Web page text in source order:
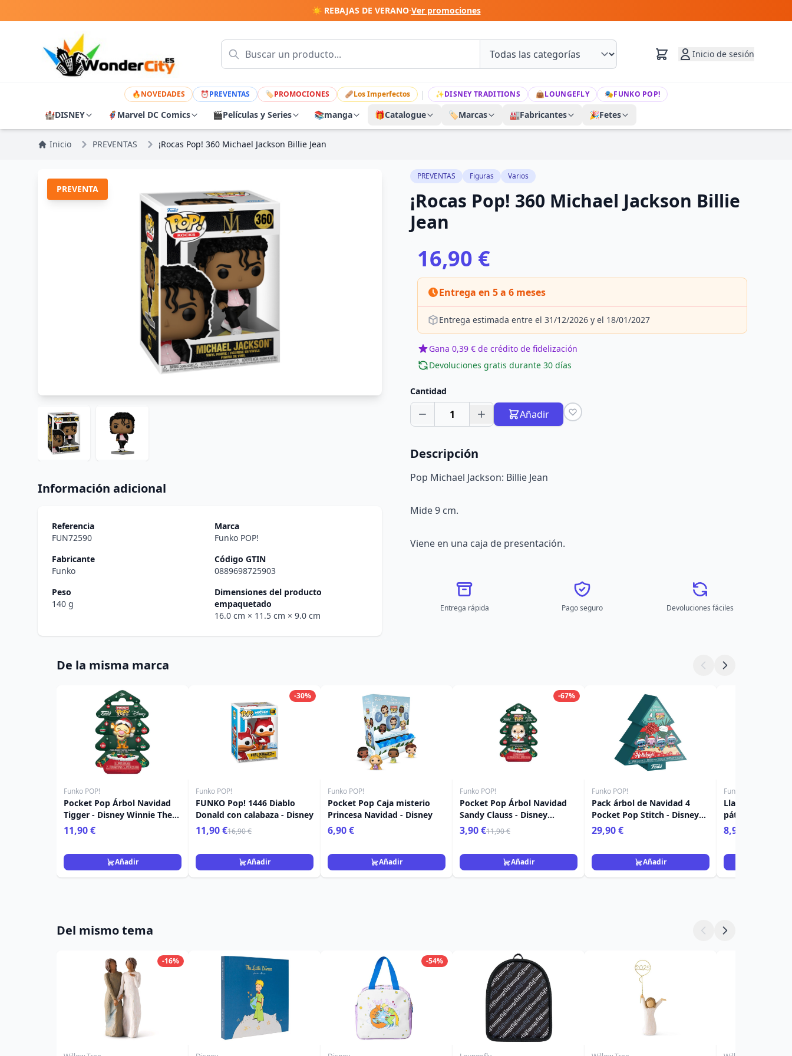
☀️ REBAJAS DE VERANO·Ver promociones
Inicio de sesión
🔥NOVEDADES ⏰PREVENTAS 🏷PROMOCIONES 🩹Los Imperfectos | ✨DISNEY TRADITIONS 👜LOUNGEFLY 🎭FUNKO POP!
🏰DISNEY 🦸 Marvel DC Comics 🎬Películas y Series 📚manga 🎁Catalogue 🏷️Marcas 🏭Fabricantes 🎉Fetes
Inicio PREVENTAS ¡Rocas Pop! 360 Michael Jackson Billie Jean
PREVENTA
Información adicional
Referencia
FUN72590
Marca
Funko POP!
Fabricante
Funko
Código GTIN
0889698725903
Peso
140 g
Dimensiones del producto
empaquetado
16.0 cm × 11.5 cm × 9.0 cm
PREVENTAS Figuras Varios
¡Rocas Pop! 360 Michael Jackson Billie
Jean
16,90 €
Entrega en 5 a 6 meses
Entrega estimada entre el 31/12/2026 y el 18/01/2027
Gana 0,39 € de crédito de fidelización
Devoluciones gratis durante 30 días
Cantidad
1 Añadir
Descripción
Pop Michael Jackson: Billie Jean
Mide 9 cm.
Viene en una caja de presentación.
Entrega rápida Pago seguro Devoluciones fáciles
De la misma marca
Funko POP!
Pocket Pop Árbol Navidad
Tigger - Disney Winnie The
Pooh
11,90 €
Añadir
-30%
Funko POP!
FUNKO Pop! 1446 Diablo
Donald con calabaza - Disney
11,90 €16,90 €
Añadir
Funko POP!
Pocket Pop Caja misterio
Princesa Navidad - Disney
6,90 €
Añadir
-67%
Funko POP!
Pocket Pop Árbol Navidad
Sandy Clauss - Disney
Pesadilla antes Navidad
3,90 €11,90 €
Añadir
Funko POP!
Pack árbol de Navidad 4
Pocket Pop Stitch - Disney
Lilo & Stitch
29,90 €
Añadir
Funko POP!
Llavero Pocket
pátina - Disney
8,90 €
Del mismo tema
-16% -54%